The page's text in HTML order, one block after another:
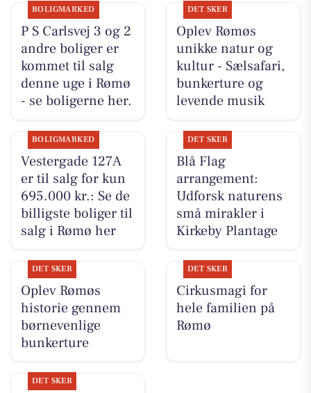
BOLIGMARKED
P S Carlsvej 3 og 2
andre boliger er
kommet til salg
denne uge i Rømø
- se boligerne her.
DET SKER
Oplev Rømøs
unikke natur og
kultur - Sælsafari,
bunkerture og
levende musik
BOLIGMARKED
Vestergade 127A
er til salg for kun
695.000 kr.: Se de
billigste boliger til
salg i Rømø her
DET SKER
Blå Flag
arrangement:
Udforsk naturens
små mirakler i
Kirkeby Plantage
DET SKER
Oplev Rømøs
historie gennem
børnevenlige
bunkerture
DET SKER
Cirkusmagi for
hele familien på
Rømø
DET SKER